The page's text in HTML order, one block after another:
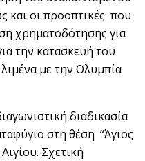
και οι προοπτικές που
χρηματοδότησης για
την κατασκευή του
με την Ολυμπία
διαδικασία
στη θέση “Άγιος
Σχετική